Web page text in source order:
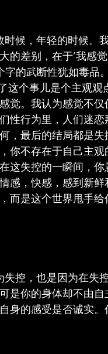
候，年轻的时候。
的差别，在于’我感
字的武断性犹如毒品
这个事儿是个主观
觉。我认为感觉不
性行为里，人们迷
，最后的结局都是
你不存在于自己主
这失控的一瞬间，
感，快感，感到新鲜
而是这个世界甩手
控，也是因为在失
是你的身体却不由
身的感受是否诚实